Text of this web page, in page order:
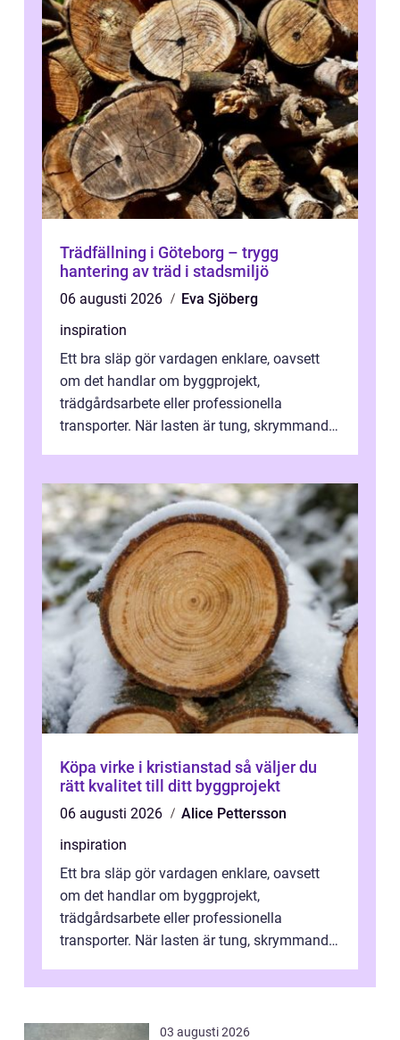
Trädfällning i Göteborg – trygg
hantering av träd i stadsmiljö
06 augusti 2026
Eva Sjöberg
inspiration
Ett bra släp gör vardagen enklare, oavsett
om det handlar om byggprojekt,
trädgårdsarbete eller professionella
transporter. När lasten är tung, skrymmande
Köpa virke i kristianstad så väljer du
rätt kvalitet till ditt byggprojekt
06 augusti 2026
Alice Pettersson
inspiration
Ett bra släp gör vardagen enklare, oavsett
om det handlar om byggprojekt,
trädgårdsarbete eller professionella
transporter. När lasten är tung, skrymmande
03 augusti 2026